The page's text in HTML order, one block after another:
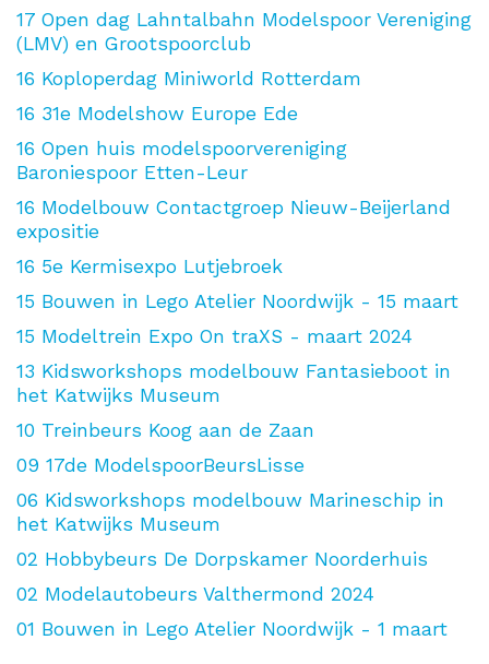
17 Open dag Lahntalbahn Modelspoor Vereniging
(LMV) en Grootspoorclub
16 Koploperdag Miniworld Rotterdam
16 31e Modelshow Europe Ede
16 Open huis modelspoorvereniging
Baroniespoor Etten-Leur
16 Modelbouw Contactgroep Nieuw-Beijerland
expositie
16 5e Kermisexpo Lutjebroek
15 Bouwen in Lego Atelier Noordwijk - 15 maart
15 Modeltrein Expo On traXS - maart 2024
13 Kidsworkshops modelbouw Fantasieboot in
het Katwijks Museum
10 Treinbeurs Koog aan de Zaan
09 17de ModelspoorBeursLisse
06 Kidsworkshops modelbouw Marineschip in
het Katwijks Museum
02 Hobbybeurs De Dorpskamer Noorderhuis
02 Modelautobeurs Valthermond 2024
01 Bouwen in Lego Atelier Noordwijk - 1 maart